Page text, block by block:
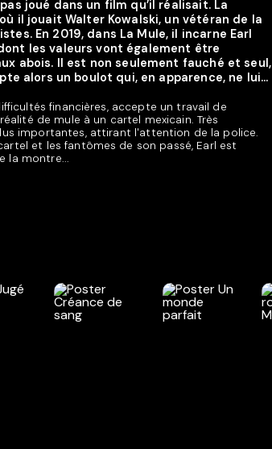
joué dans un film qu’il réalisait. La
il jouait Walter Kowalski, un vétéran de la
En 2019, dans La Mule, il incarne Earl
les valeurs vont également être
abois. Il est non seulement fauché et seul,
alors un boulot qui, en apparence, ne lui...
financières, accepte un travail de
de mule à un cartel mexicain. Très
importantes, attirant l'attention de la police.
et les fantômes de son passé, Earl est
la montre...